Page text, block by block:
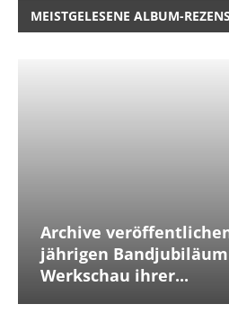
MEISTGELESENE ALBUM-
Archive
jährigen
Werkschau ihrer...